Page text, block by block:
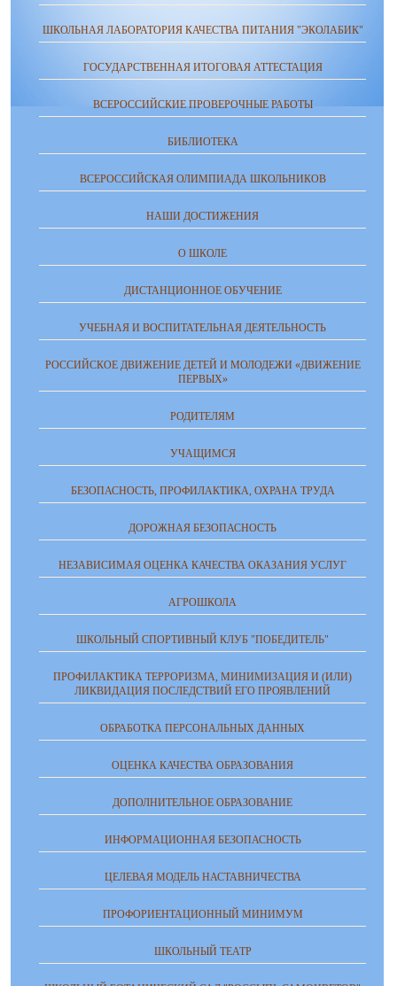
ШКОЛЬНАЯ ЛАБОРАТОРИЯ КАЧЕСТВА ПИТАНИЯ "ЭКОЛАБИК"
ГОСУДАРСТВЕННАЯ ИТОГОВАЯ АТТЕСТАЦИЯ
ВСЕРОССИЙСКИЕ ПРОВЕРОЧНЫЕ РАБОТЫ
БИБЛИОТЕКА
ВСЕРОССИЙСКАЯ ОЛИМПИАДА ШКОЛЬНИКОВ
НАШИ ДОСТИЖЕНИЯ
О ШКОЛЕ
ДИСТАНЦИОННОЕ ОБУЧЕНИЕ
УЧЕБНАЯ И ВОСПИТАТЕЛЬНАЯ ДЕЯТЕЛЬНОСТЬ
РОССИЙСКОЕ ДВИЖЕНИЕ ДЕТЕЙ И МОЛОДЕЖИ «ДВИЖЕНИЕ
ПЕРВЫХ»
РОДИТЕЛЯМ
УЧАЩИМСЯ
БЕЗОПАСНОСТЬ, ПРОФИЛАКТИКА, ОХРАНА ТРУДА
ДОРОЖНАЯ БЕЗОПАСНОСТЬ
НЕЗАВИСИМАЯ ОЦЕНКА КАЧЕСТВА ОКАЗАНИЯ УСЛУГ
АГРОШКОЛА
ШКОЛЬНЫЙ СПОРТИВНЫЙ КЛУБ "ПОБЕДИТЕЛЬ"
ПРОФИЛАКТИКА ТЕРРОРИЗМА, МИНИМИЗАЦИЯ И (ИЛИ)
ЛИКВИДАЦИЯ ПОСЛЕДСТВИЙ ЕГО ПРОЯВЛЕНИЙ
ОБРАБОТКА ПЕРСОНАЛЬНЫХ ДАННЫХ
ОЦЕНКА КАЧЕСТВА ОБРАЗОВАНИЯ
ДОПОЛНИТЕЛЬНОЕ ОБРАЗОВАНИЕ
ИНФОРМАЦИОННАЯ БЕЗОПАСНОСТЬ
ЦЕЛЕВАЯ МОДЕЛЬ НАСТАВНИЧЕСТВА
ПРОФОРИЕНТАЦИОННЫЙ МИНИМУМ
ШКОЛЬНЫЙ ТЕАТР